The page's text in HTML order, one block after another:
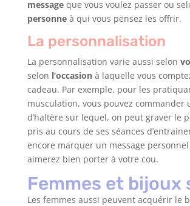
messageque vous voulez passer ou
personneà qui vous pensez les offrir.
La personnalisation
La personnalisation varie aussi selon
selon l’occasionà laquelle vous
cadeau. Par exemple, pour les
musculation, vous pouvez commander
d’haltère sur lequel, on peut graver le
pris au cours de ses séances
encore marquer un message
aimerez bien porter à votre cou.
Femmes et bijoux
Les femmes aussi peuvent acquérir le